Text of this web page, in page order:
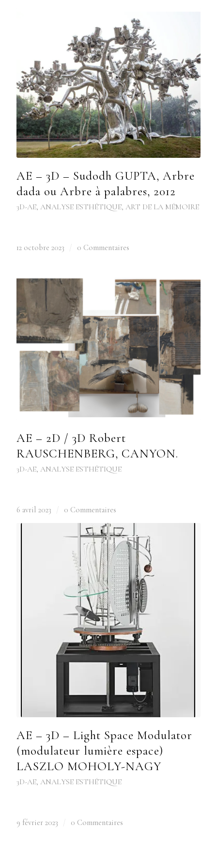
AE – 3D – Sudodh GUPTA, Arbre
dada ou Arbre à palabres, 2012
3D-AE, ANALYSE ESTHÉTIQUE, ART DE LA MÉMOIRE
12 octobre 2023 0 Commentaires
AE – 2D / 3D Robert
RAUSCHENBERG, CANYON.
3D-AE, ANALYSE ESTHÉTIQUE
6 avril 2023 0 Commentaires
AE – 3D – Light Space Modulator
(modulateur lumière espace)
LASZLO MOHOLY-NAGY
3D-AE, ANALYSE ESTHÉTIQUE
9 février 2023 0 Commentaires